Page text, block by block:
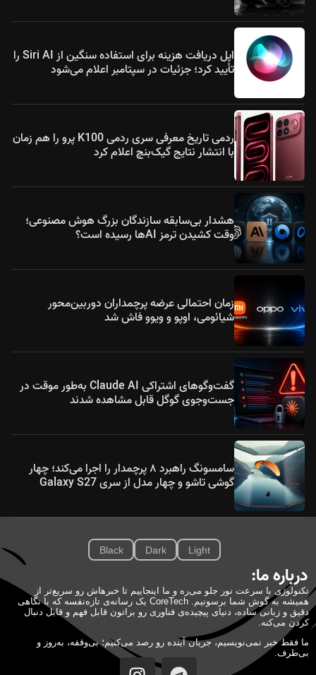
اپل دریافت هزینه برای استفاده سنگین از Siri AI را
تأیید کرد؛ جزئیات در سپتامبر اعلام می‌شود
ردمی تاریخ معرفی سری ردمی K100 پرو را هم زمان
با انتشار نتایج گیک‌بنچ اعلام کرد
هشدار بی‌سابقه سازندگان بزرگ هوش مصنوعی؛
وقت کشیدن ترمز AIها رسیده است؟
زمان احتمالی عرضه پرچمداران دوربین‌محور
شیائومی، اوپو و ویوو فاش شد
گفت‌وگوهای اشتراکی Claude AI به‌طور موقت در
جست‌وجوی گوگل قابل مشاهده شدند
سامسونگ راهبرد ۸ پرچمدار را اجرا می‌کند؛ چهار
گوشی تاشو و چهار مدل از سری Galaxy S27
Light
Dark
Black
درباره ما:
تکنولوژی با سرعت نور جلو می‌ره و ما اینجاییم تا خبرهاش رو سریع‌تر از
همیشه به گوش شما برسونیم. CoreTech یک رسانه‌ی تازه‌نفسه که با نگاهی
دقیق و زبانی ساده، دنیای پیچیده‌ی فناوری رو براتون قابل فهم و قابل دنبال
کردن می‌کنه.
ما فقط خبر نمی‌نویسیم، جریان آینده رو رصد می‌کنیم؛ بی‌وقفه، به‌روز و
بی‌طرف.